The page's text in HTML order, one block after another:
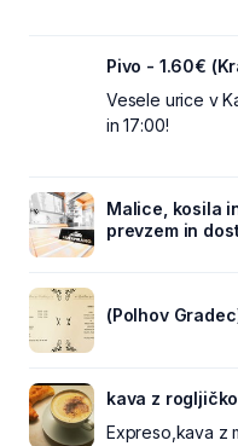
Pivo - 1.60€
Vesele urice v
in 17:00!
Malice, kosila
prevzem in
(Polhov
kava z
Expreso,kava z